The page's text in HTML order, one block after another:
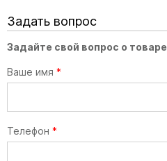
Задать вопрос
Задайте свой вопрос о товаре
Ваше имя *
Телефон *